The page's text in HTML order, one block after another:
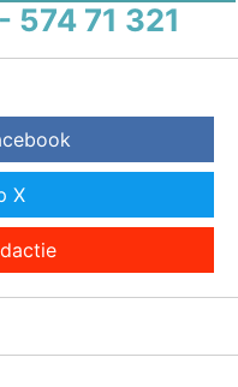
574 71 321
X